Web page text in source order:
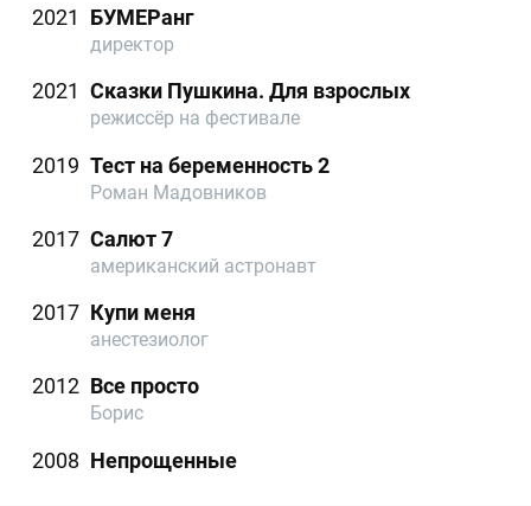
2021
БУМЕРанг
директор
2021 Сказки Пушкина. Для взрослых
режиссёр на фестивале
2019 Тест на беременность 2
Роман Мадовников
2017 Салют 7
американский астронавт
2017 Купи меня
анестезиолог
2012 Все просто
Борис
2008 Непрощенные